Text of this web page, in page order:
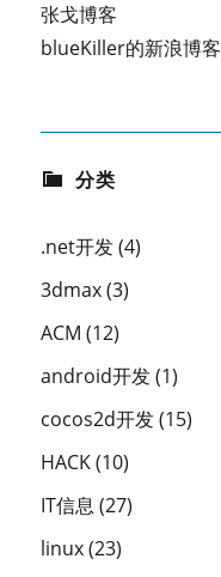
张戈博客
blueKiller的新浪博客
分类
.net开发(4)
3dmax(3)
ACM (12)
android开发(1)
cocos2d开发(15)
HACK(10)
IT信息 (27)
linux(23)